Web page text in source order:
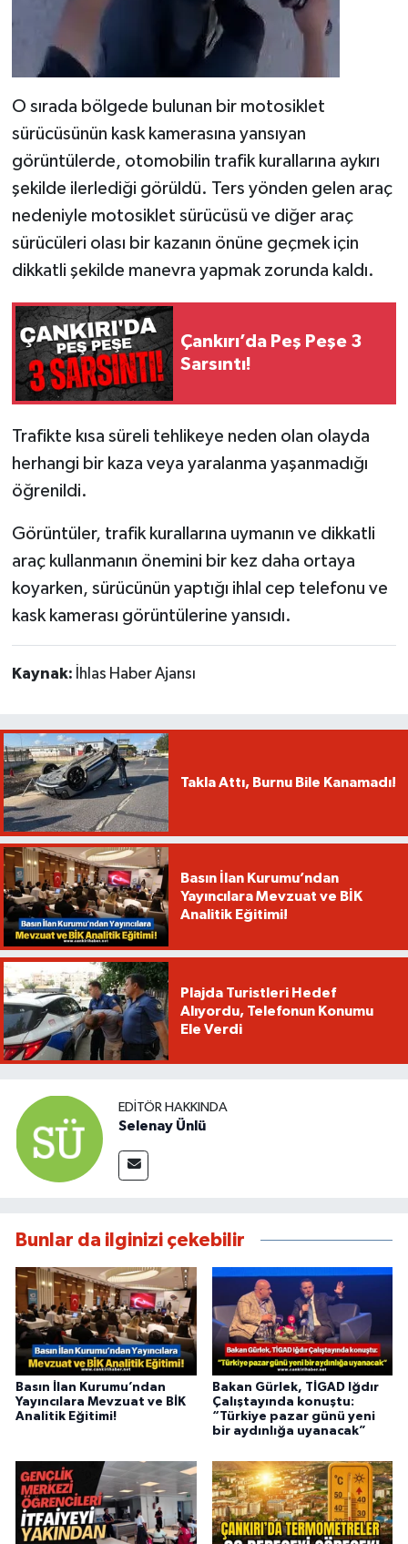
O sırada bölgede bulunan bir motosiklet
sürücüsünün kask kamerasına yansıyan
görüntülerde, otomobilin trafik kurallarına aykırı
şekilde ilerlediği görüldü. Ters yönden gelen araç
nedeniyle motosiklet sürücüsü ve diğer araç
sürücüleri olası bir kazanın önüne geçmek için
dikkatli şekilde manevra yapmak zorunda kaldı.
Çankırı’da Peş Peşe 3
Sarsıntı!
Trafikte kısa süreli tehlikeye neden olan olayda
herhangi bir kaza veya yaralanma yaşanmadığı
öğrenildi.
Görüntüler, trafik kurallarına uymanın ve dikkatli
araç kullanmanın önemini bir kez daha ortaya
koyarken, sürücünün yaptığı ihlal cep telefonu ve
kask kamerası görüntülerine yansıdı.
Kaynak: İhlas Haber Ajansı
Takla Attı, Burnu Bile Kanamadı!
Basın İlan Kurumu’ndan
Yayıncılara Mevzuat ve BİK
Analitik Eğitimi!
Plajda Turistleri Hedef
Alıyordu, Telefonun Konumu
Ele Verdi
EDITÖR HAKKINDA
Selenay Ünlü
Bunlar da ilginizi çekebilir
Basın İlan Kurumu’ndan
Yayıncılara Mevzuat ve BİK
Analitik Eğitimi!
Bakan Gürlek, TİGAD Iğdır
Çalıştayında konuştu:
“Türkiye pazar günü yeni
bir aydınlığa uyanacak”